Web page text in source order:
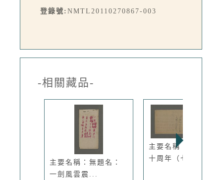
登錄號: NMTL20110270867-003
-相關藏品-
主要名稱：無題名：
一劍風雲震...
主要名稱：台灣光復
十周年（七...